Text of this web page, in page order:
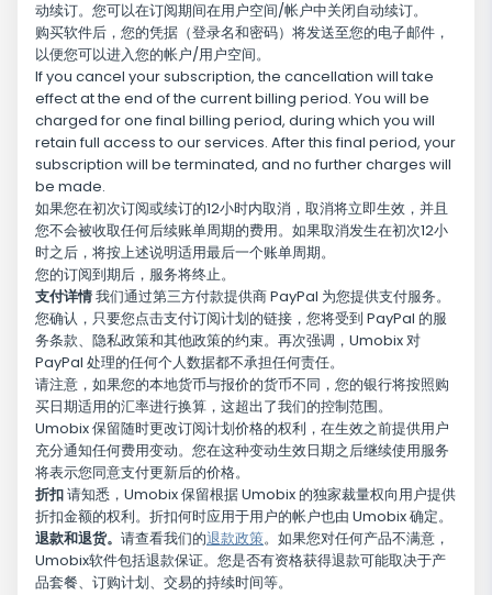
动续订。您可以在订阅期间在用户空间/帐户中关闭自动续订。
购买软件后，您的凭据（登录名和密码）将发送至您的电子邮件，
以便您可以进入您的帐户/用户空间。
If you cancel your subscription, the cancellation will take
effect at the end of the current billing period. You will be
charged for one final billing period, during which you will
retain full access to our services. After this final period, your
subscription will be terminated, and no further charges will
be made.
如果您在初次订阅或续订的12小时内取消，取消将立即生效，并且
您不会被收取任何后续账单周期的费用。如果取消发生在初次12小
时之后，将按上述说明适用最后一个账单周期。
您的订阅到期后，服务将终止。
支付详情我们通过第三方付款提供商 PayPal 为您提供支付服务。
您确认，只要您点击支付订阅计划的链接，您将受到 PayPal 的服
务条款、隐私政策和其他政策的约束。再次强调，Umobix 对
PayPal 处理的任何个人数据都不承担任何责任。
请注意，如果您的本地货币与报价的货币不同，您的银行将按照购
买日期适用的汇率进行换算，这超出了我们的控制范围。
Umobix 保留随时更改订阅计划价格的权利，在生效之前提供用户
充分通知任何费用变动。您在这种变动生效日期之后继续使用服务
将表示您同意支付更新后的价格。
折扣请知悉，Umobix 保留根据 Umobix 的独家裁量权向用户提供
折扣金额的权利。折扣何时应用于用户的帐户也由 Umobix 确定。
退款和退货。 请查看我们的退款政策。如果您对任何产品不满意，
Umobix软件包括退款保证。您是否有资格获得退款可能取决于产
品套餐、订购计划、交易的持续时间等。